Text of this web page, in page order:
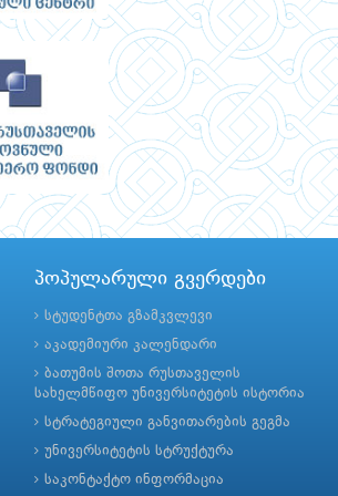
პოპულარული გვერდები
სტუდენტთა გზამკვლევი
აკადემიური კალენდარი
ბათუმის შოთა რუსთაველის
სახელმწიფო უნივერსიტეტის ისტორია
სტრატეგიული განვითარების გეგმა
უნივერსიტეტის სტრუქტურა
საკონტაქტო ინფორმაცია